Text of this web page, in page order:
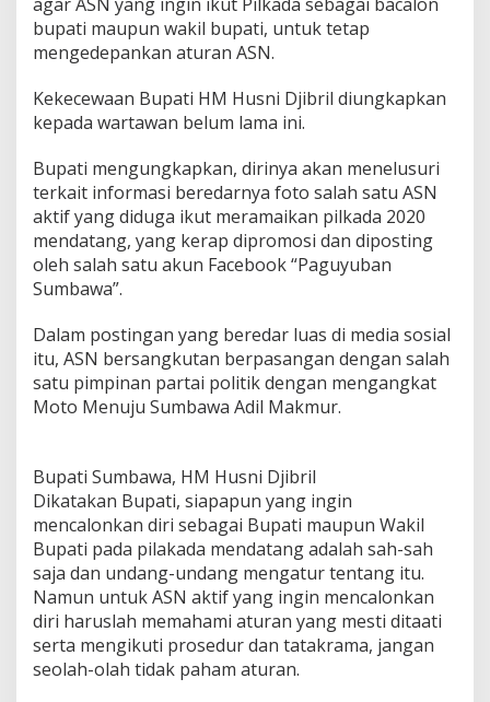
n
g
i
n
y
a
o
n
d
i
P
d
a
H
a
r
T
a
u
A
t
u
a
d
a
bupati maupun wakil bupati, untuk tetap
mengedepankan aturan ASN.
Kekecewaan Bupati HM Husni Djibril diungkapkan
kepada wartawan belum lama ini.
Bupati mengungkapkan, dirinya akan menelusuri
terkait informasi beredarnya foto salah satu ASN
aktif yang diduga ikut meramaikan pilkada 2020
mendatang, yang kerap dipromosi dan diposting
oleh salah satu akun Facebook “Paguyuban
Sumbawa”.
Dalam postingan yang beredar luas di media sosial
itu, ASN bersangkutan berpasangan dengan salah
satu pimpinan partai politik dengan mengangkat
Moto Menuju Sumbawa Adil Makmur.
Bupati Sumbawa, HM Husni Djibril
Dikatakan Bupati, siapapun yang ingin
mencalonkan diri sebagai Bupati maupun Wakil
Bupati pada pilakada mendatang adalah sah-sah
saja dan undang-undang mengatur tentang itu.
Namun untuk ASN aktif yang ingin mencalonkan
diri haruslah memahami aturan yang mesti ditaati
serta mengikuti prosedur dan tatakrama, jangan
seolah-olah tidak paham aturan.